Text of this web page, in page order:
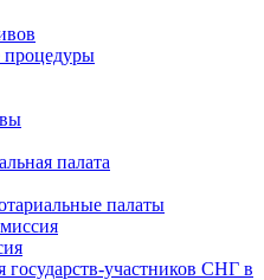
палата
палаты
государств-участников СНГ в